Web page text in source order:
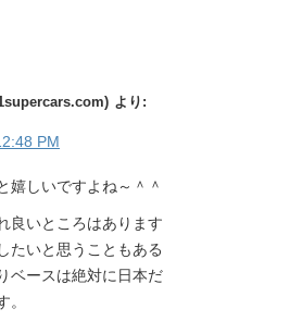
より:
PM
嬉しいですよね～＾＾
良いところはあります
たいと思うこともある
ベースは絶対に日本だ
。